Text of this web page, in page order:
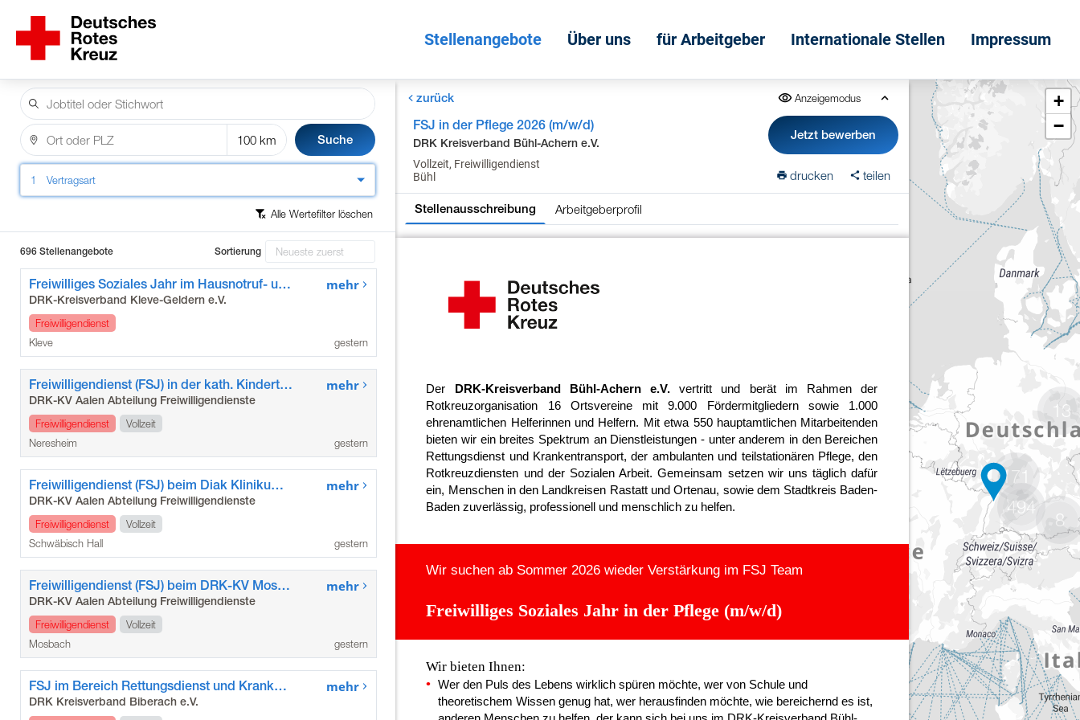
Stellenangebote Über uns für Arbeitgeber Internationale Stellen Impressum
Suche
1 Vertragsart
Alle Wertefilter löschen
696 Stellenangebote Sortierung
Freiwilliges Soziales Jahr im Hausnotruf- und Fahrdienst in Kleve
DRK-Kreisverband Kleve-Geldern e.V.
Freiwilligendienst
Kleve
mehr
gestern
Freiwilligendienst (FSJ) in der kath. Kindertagesstätte St. Josef in Neresheim
DRK-KV Aalen Abteilung Freiwilligendienste
Freiwilligendienst
Vollzeit
Neresheim
mehr
gestern
Freiwilligendienst (FSJ) beim Diak Klinikum Landkreis Schwäbisch Hall gGmbH
DRK-KV Aalen Abteilung Freiwilligendienste
Freiwilligendienst
Vollzeit
Schwäbisch Hall
mehr
gestern
Freiwilligendienst (FSJ) beim DRK-KV Mosbach e.V., Krankentransport
DRK-KV Aalen Abteilung Freiwilligendienste
Freiwilligendienst
Vollzeit
Mosbach
mehr
gestern
FSJ im Bereich Rettungsdienst und Krankentransport (m/w/d)
DRK Kreisverband Biberach e.V.
mehr
zurück Anzeigemodus
FSJ in der Pflege 2026 (m/w/d)
DRK Kreisverband Bühl-Achern e.V.
Vollzeit, Freiwilligendienst
Bühl
Jetzt bewerben
drucken teilen
Stellenausschreibung Arbeitgeberprofil
494
171
13
8
+
−